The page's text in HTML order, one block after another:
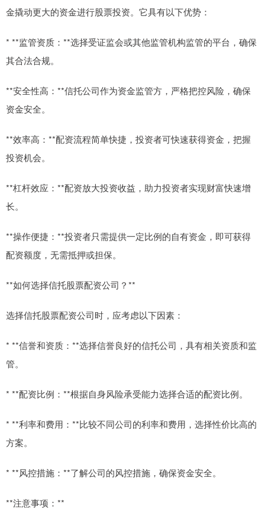
金撬动更大的资金进行股票投资。它具有以下优势：
* **监管资质：**选择受证监会或其他监管机构监管的平台，确保
其合法合规。
**安全性高：**信托公司作为资金监管方，严格把控风险，确保
资金安全。
**效率高：**配资流程简单快捷，投资者可快速获得资金，把握
投资机会。
**杠杆效应：**配资放大投资收益，助力投资者实现财富快速增
长。
**操作便捷：**投资者只需提供一定比例的自有资金，即可获得
配资额度，无需抵押或担保。
**如何选择信托股票配资公司？**
选择信托股票配资公司时，应考虑以下因素：
* **信誉和资质：**选择信誉良好的信托公司，具有相关资质和监
管。
* **配资比例：**根据自身风险承受能力选择合适的配资比例。
* **利率和费用：**比较不同公司的利率和费用，选择性价比高的
方案。
* **风控措施：**了解公司的风控措施，确保资金安全。
**注意事项：**